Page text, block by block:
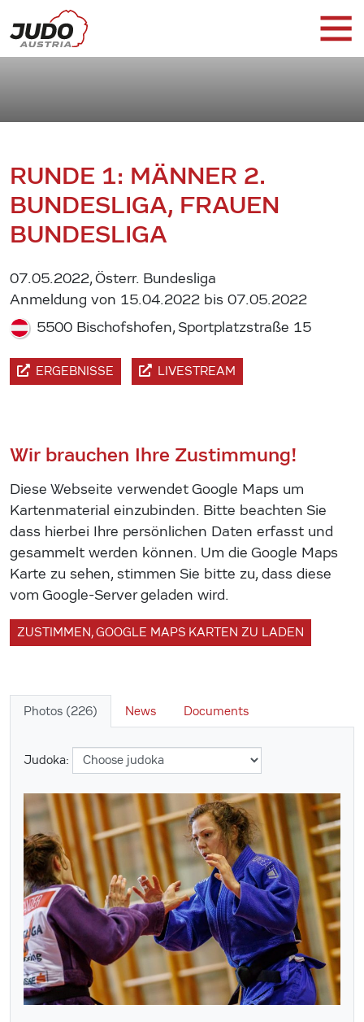
RUNDE 1: MÄNNER 2.
BUNDESLIGA, FRAUEN
BUNDESLIGA
07.05.2022, Österr. Bundesliga
Anmeldung von 15.04.2022 bis 07.05.2022
5500 Bischofshofen, Sportplatzstraße 15
ERGEBNISSE LIVESTREAM
Wir brauchen Ihre Zustimmung!
Diese Webseite verwendet Google Maps um
Kartenmaterial einzubinden. Bitte beachten Sie
dass hierbei Ihre persönlichen Daten erfasst und
gesammelt werden können. Um die Google Maps
Karte zu sehen, stimmen Sie bitte zu, dass diese
vom Google-Server geladen wird.
ZUSTIMMEN, GOOGLE MAPS KARTEN ZU LADEN
Photos (226) News Documents
Judoka: